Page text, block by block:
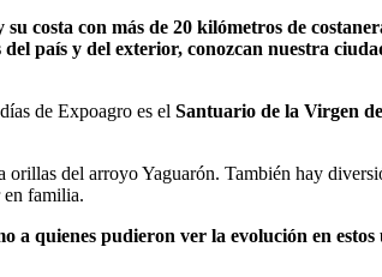
costa con más de 20 kilómetros de
país y del exterior, conozcan nuestra
de Expoagro es el Santuario de la Virgen
del arroyo Yaguarón. También hay
en familia.
quienes pudieron ver la evolución en estos